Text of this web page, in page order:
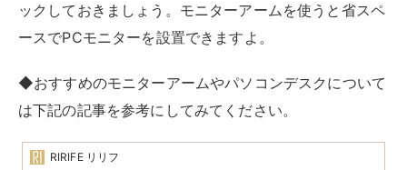
ックしておきましょう。モニターアームを使うと省スペ
ースでPCモニターを設置できますよ。
◆おすすめのモニターアームやパソコンデスクについて
は下記の記事を参考にしてみてください。
RIRIFE リリフ